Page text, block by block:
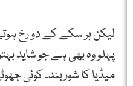
لیکن ہر سکے کے دو رخ
پہلو وہ بھی ہے جو شاید
میڈیا کا شور بند۔ کوئی